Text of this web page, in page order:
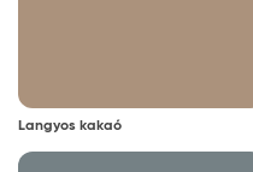
Langyos kakaó